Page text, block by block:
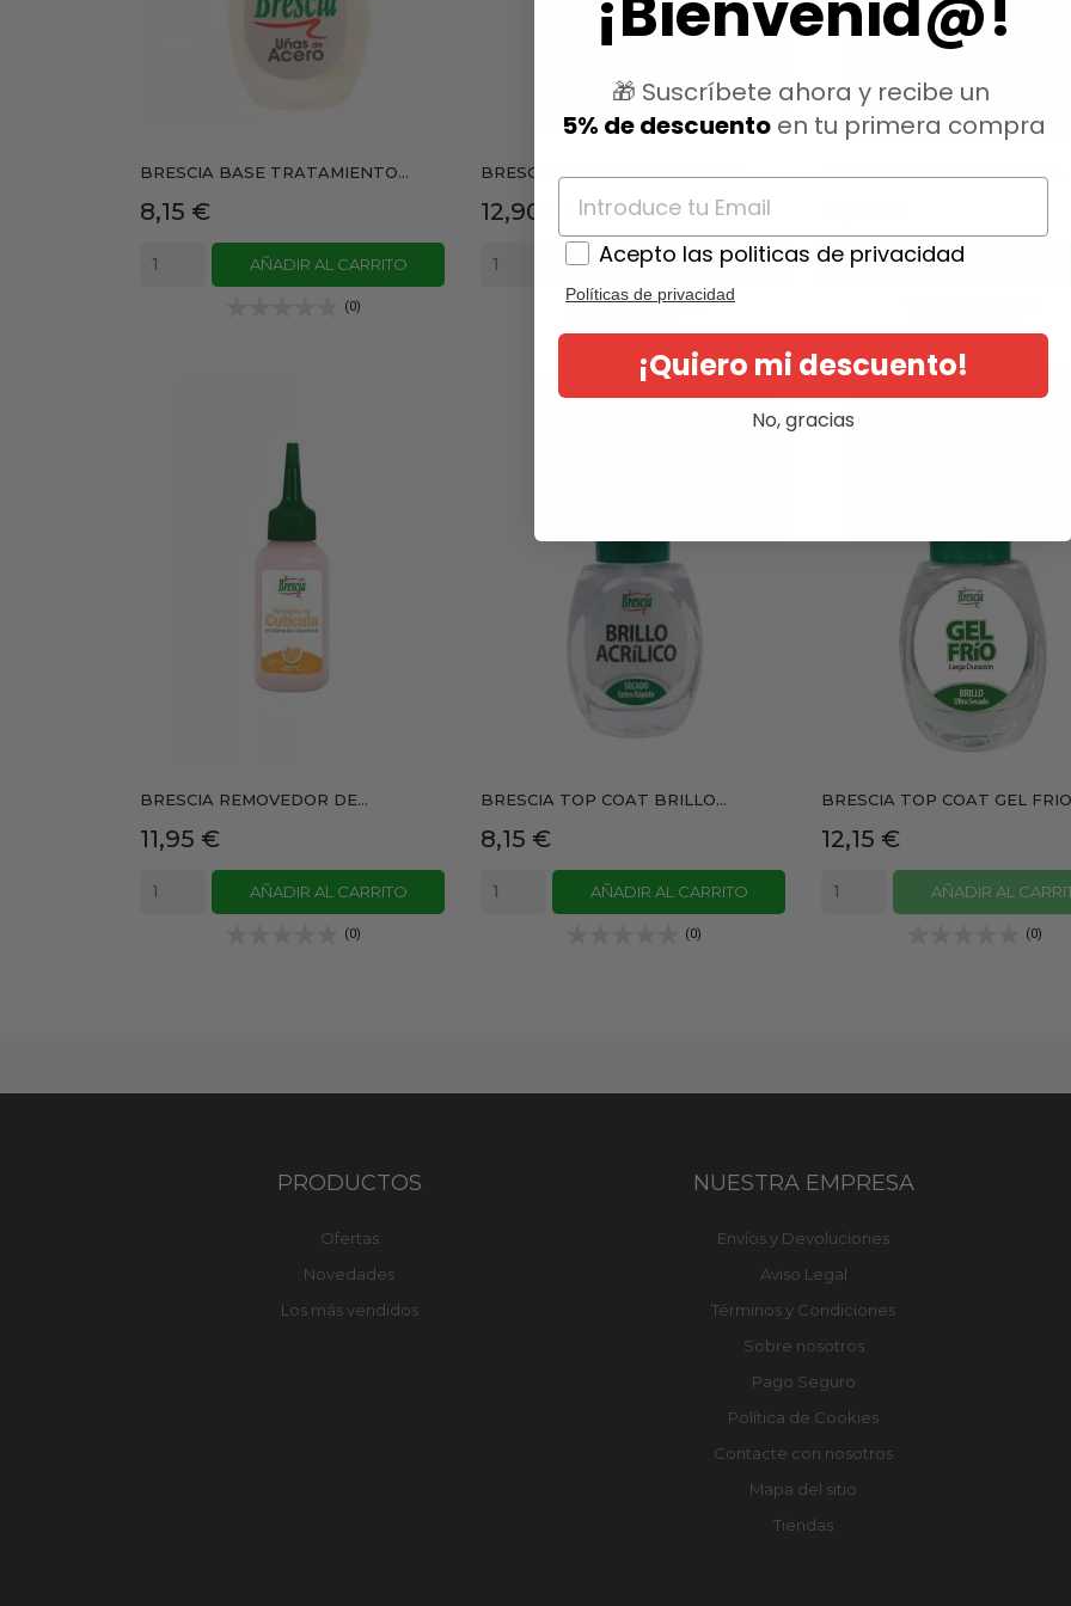
BRESCIA BASE TRATAMIENTO...
Precio
8,15 €
AÑADIR AL CARRITO
(0)
BRESCIA DILUSOR DE ESMALTE...
Precio
12,90 €
AÑADIR AL CARRITO
(0)
AÑADIR AL
BRESCIA REMOVEDOR DE...
Precio
11,95 €
AÑADIR AL CARRITO
(0)
BRESCIA TOP COAT BRILLO...
Precio
8,15 €
AÑADIR AL CARRITO
(0)
BRESCIA TOP COAT GEL
Precio
12,15 €
AÑADIR AL
(0)
PRODUCTOS
Ofertas
Novedades
Los más vendidos
NUESTRA EMPRESA
Envíos y Devoluciones
Aviso Legal
Términos y Condiciones
Sobre nosotros
Pago Seguro
Política de Cookies
Contacte con nosotros
Mapa del sitio
Tiendas
🎁 Suscríbete ahora y recibe un
5% de descuentoen tu primera compra
Acepto las politicas de privacidad
Políticas de privacidad
¡Quiero mi descuento!
No, gracias